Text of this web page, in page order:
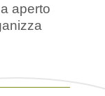
aperto